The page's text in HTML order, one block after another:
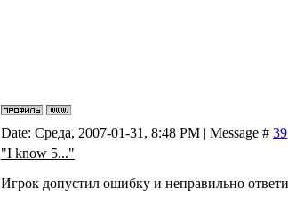
Date: Среда, 2007-01-31, 8:48 PM | Message # 39
"I know 5..."
Игрок допустил ошибку и неправильно